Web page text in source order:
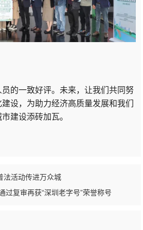
的一致好评。未来，让我们共同努
设，为助力经济高质量发展和我们
建设添砖加瓦。
法活动传进万众城
过复审再获“深圳老字号”荣誉称号